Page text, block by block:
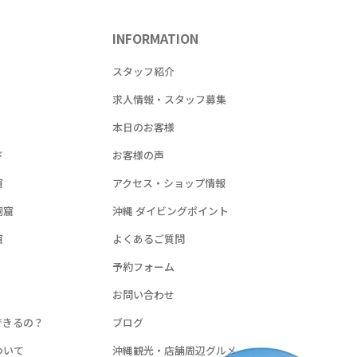
るの？
て
INFORMATION
スタッフ紹介
求人情報・スタッフ募集
本日のお客様
お客様の声
アクセス・ショップ情報
沖縄 ダイビングポイント
よくあるご質問
予約フォーム
お問い合わせ
ブログ
沖縄観光・店舗周辺グルメ